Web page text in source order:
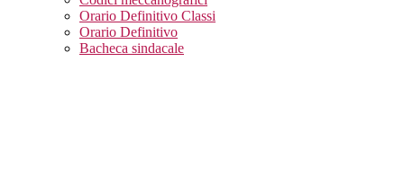
Orario Definitivo Classi
Orario Definitivo
Bacheca sindacale